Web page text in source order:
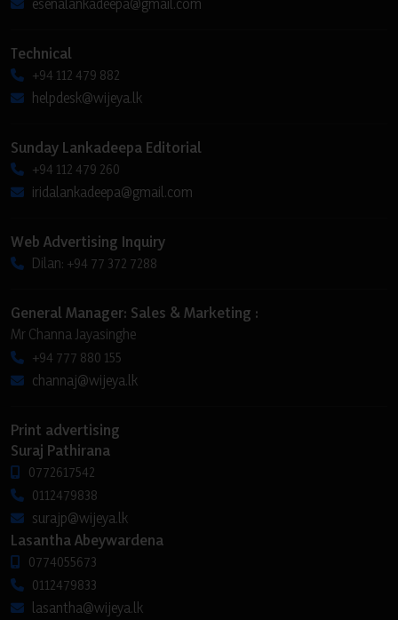
Technical
+94 112 479 882
helpdesk@wijeya.lk
Sunday Lankadeepa Editorial
+94 112 479 260
iridalankadeepa@gmail.com
Web Advertising Inquiry
Dilan: +94 77 372 7288
General Manager: Sales & Marketing :
Mr Channa Jayasinghe
+94 777 880 155
channaj@wijeya.lk
Print advertising
Suraj Pathirana
0772617542
0112479838
surajp@wijeya.lk
Lasantha Abeywardena
0774055673
0112479833
lasantha@wijeya.lk